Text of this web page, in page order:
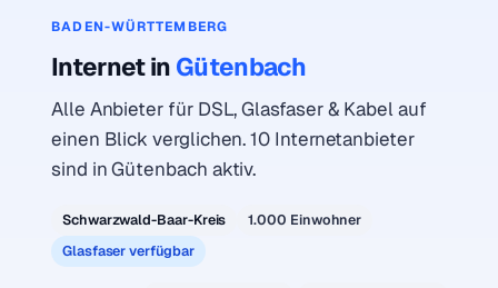
BADEN-WÜRTTEMBERG
Internet in Gütenbach
Alle Anbieter für DSL, Glasfaser & Kabel auf
einen Blick verglichen. 10 Internetanbieter
sind in Gütenbach aktiv.
Schwarzwald-Baar-Kreis
1.000 Einwohner
Glasfaser verfügbar